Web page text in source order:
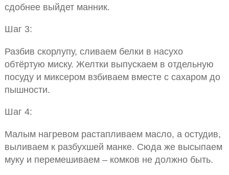
сдобнее выйдет манник.
Шаг 3:
Разбив скорлупу, сливаем белки в насухо
обтёртую миску. Желтки выпускаем в отдельную
посуду и миксером взбиваем вместе с сахаром до
пышности.
Шаг 4:
Малым нагревом растапливаем масло, а остудив,
выливаем к разбухшей манке. Сюда же высыпаем
муку и перемешиваем – комков не должно быть.